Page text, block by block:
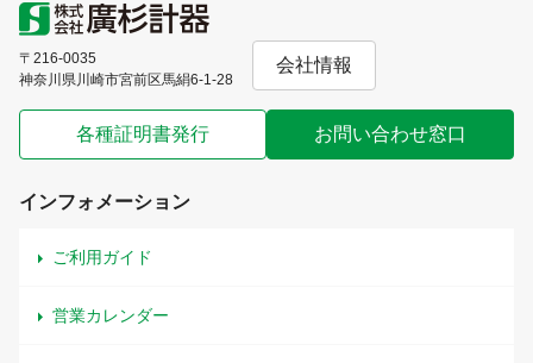
〒216-0035
神奈川県川崎市宮前区馬絹6-1-28
会社情報
各種証明書発行 お問い合わせ窓口
インフォメーション
ご利用ガイド
営業カレンダー